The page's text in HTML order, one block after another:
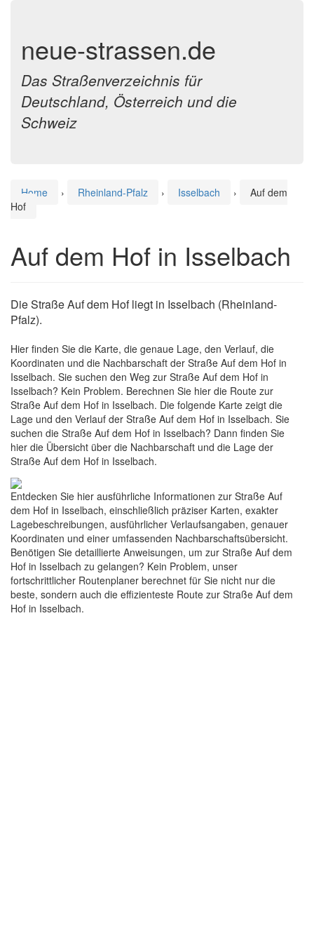
neue-strassen.de
Das Straßenverzeichnis für
Deutschland, Österreich und die
Schweiz
Home › Rheinland-Pfalz › Isselbach ›
Auf dem
Hof
Auf dem Hof in Isselbach
Die Straße Auf dem Hof liegt in Isselbach (Rheinland-
Pfalz).
Hier finden Sie die Karte, die genaue Lage, den Verlauf, die
Koordinaten und die Nachbarschaft der Straße Auf dem Hof in
Isselbach. Sie suchen den Weg zur Straße Auf dem Hof in
Isselbach? Kein Problem. Berechnen Sie hier die Route zur
Straße Auf dem Hof in Isselbach. Die folgende Karte zeigt die
Lage und den Verlauf der Straße Auf dem Hof in Isselbach. Sie
suchen die Straße Auf dem Hof in Isselbach? Dann finden Sie
hier die Übersicht über die Nachbarschaft und die Lage der
Straße Auf dem Hof in Isselbach.
Entdecken Sie hier ausführliche Informationen zur Straße Auf
dem Hof in Isselbach, einschließlich präziser Karten, exakter
Lagebeschreibungen, ausführlicher Verlaufsangaben, genauer
Koordinaten und einer umfassenden Nachbarschaftsübersicht.
Benötigen Sie detaillierte Anweisungen, um zur Straße Auf dem
Hof in Isselbach zu gelangen? Kein Problem, unser
fortschrittlicher Routenplaner berechnet für Sie nicht nur die
beste, sondern auch die effizienteste Route zur Straße Auf dem
Hof in Isselbach.